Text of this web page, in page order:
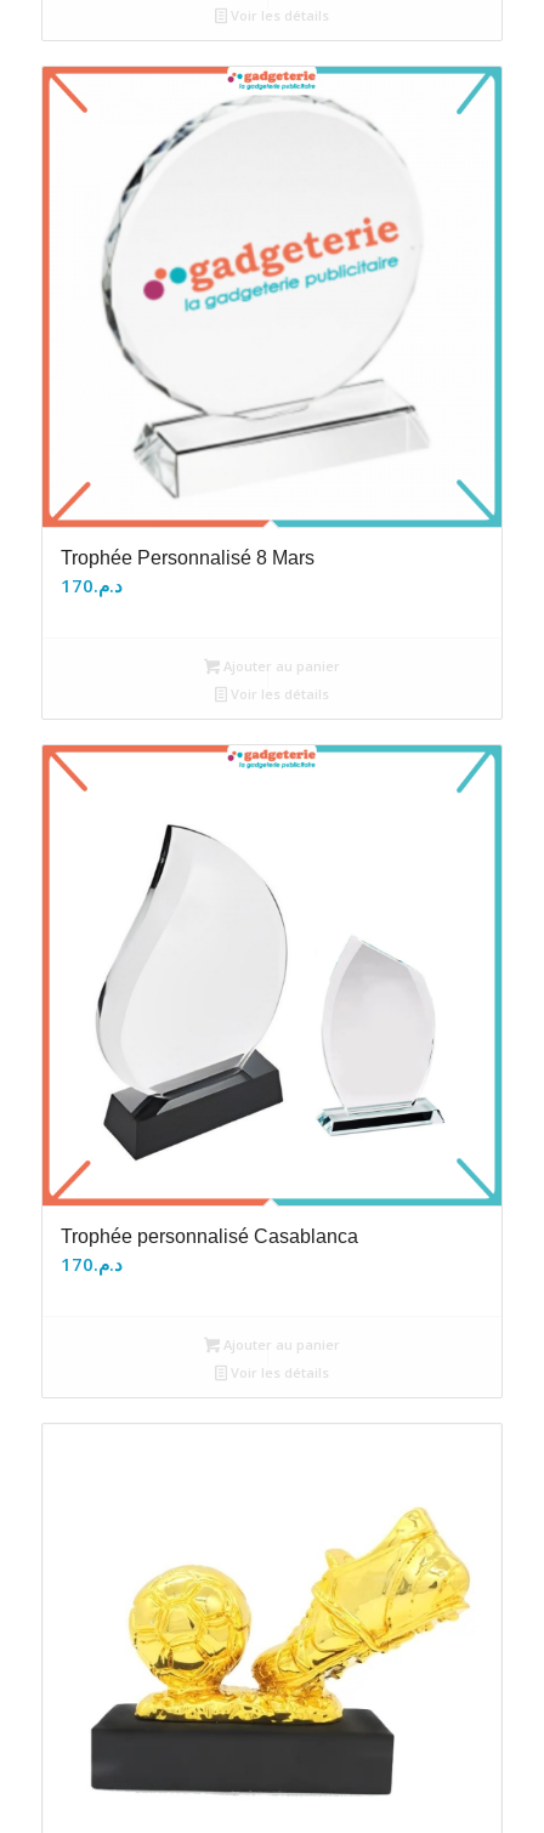
Voir les détails
Trophée Personnalisé 8 Mars
د.م.170
Ajouter au panier
Voir les détails
Trophée personnalisé Casablanca
د.م.170
Ajouter au panier
Voir les détails